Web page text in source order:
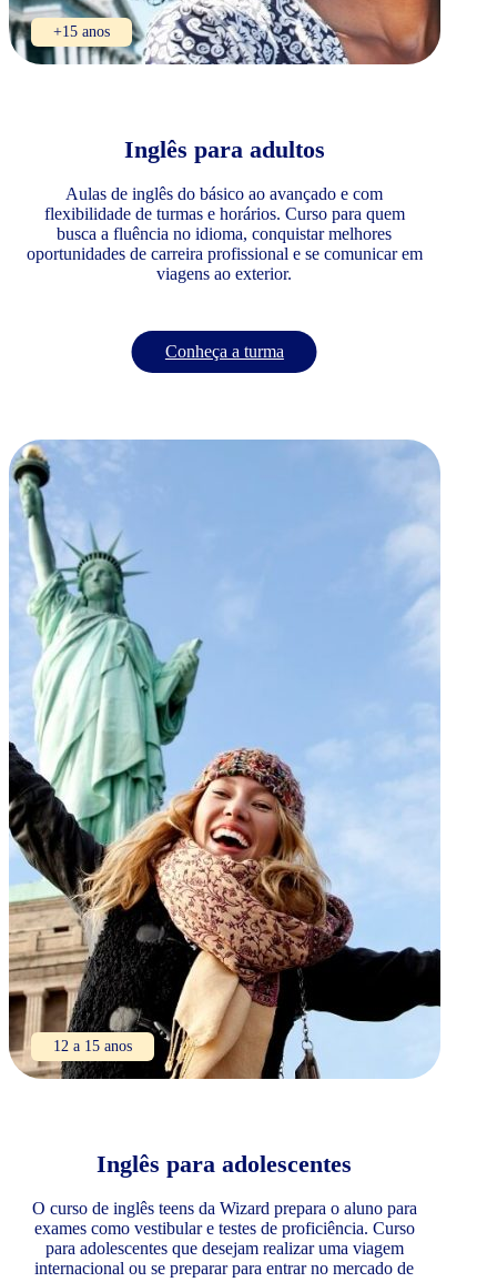
+15 anos
Inglês para adultos
Aulas de inglês do básico ao avançado e com
flexibilidade de turmas e horários. Curso para quem
busca a fluência no idioma, conquistar melhores
oportunidades de carreira profissional e se comunicar em
viagens ao exterior.
Conheça a turma
12 a 15 anos
Inglês para adolescentes
O curso de inglês teens da Wizard prepara o aluno para
exames como vestibular e testes de proficiência. Curso
para adolescentes que desejam realizar uma viagem
internacional ou se preparar para entrar no mercado de